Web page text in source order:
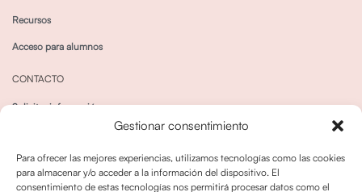
Gestionar consentimiento
Para ofrecer las mejores experiencias, utilizamos tecnologías como las cookies
para almacenar y/o acceder a la información del dispositivo. El
consentimiento de estas tecnologías nos permitirá procesar datos como el
Recursos
Acceso para alumnos
CONTACTO
Solicitar información